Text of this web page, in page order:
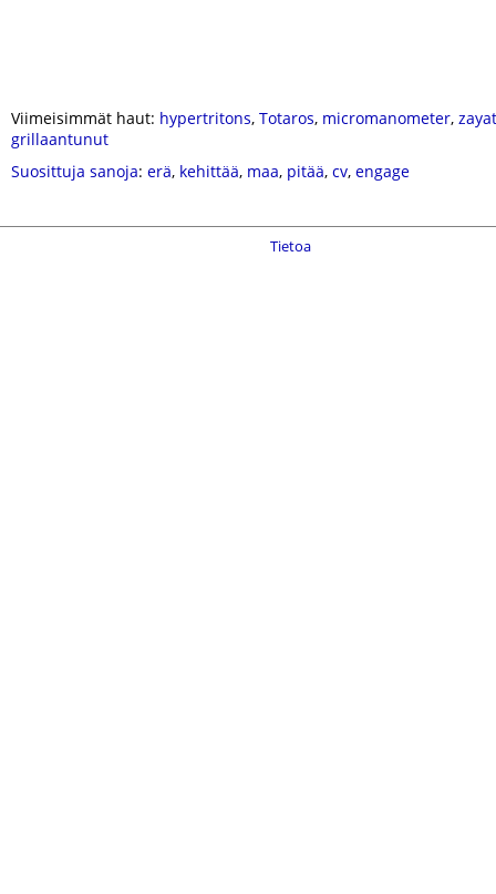
Viimeisimmät haut: hypertritons, Totaros, micromanometer,
grillaantunut
Suosittuja sanoja: erä, kehittää, maa, pitää, cv, engage
Tietoa